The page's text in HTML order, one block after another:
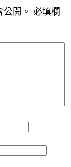
開。 必填欄